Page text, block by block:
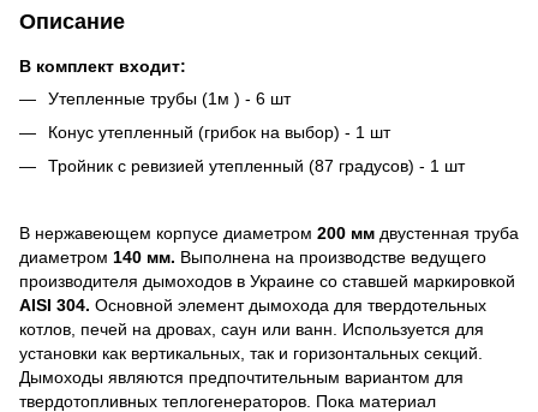
Описание
В комплект входит:
Утепленные трубы (1м ) - 6 шт
Конус утепленный (грибок на выбор) - 1 шт
Тройник с ревизией утепленный (87 градусов) - 1 шт
В нержавеющем корпусе диаметром 200 мм двустенная труба
диаметром 140 мм. Выполнена на производстве ведущего
производителя дымоходов в Украине со ставшей маркировкой
AISI 304. Основной элемент дымохода для твердотельных
котлов, печей на дровах, саун или ванн. Используется для
установки как вертикальных, так и горизонтальных секций.
Дымоходы являются предпочтительным вариантом для
твердотопливных теплогенераторов. Пока материал